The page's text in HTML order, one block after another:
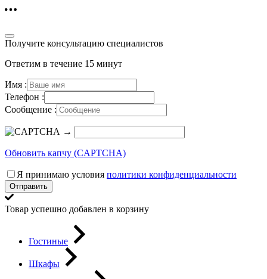
Получите консультацию специалистов
Ответим в течение 15 минут
Имя :
Телефон :
Сообщение :
→
Обновить капчу (CAPTCHA)
Я принимаю условия политики конфиденциальности
Отправить
Товар успешно добавлен в корзину
Гостиные
Шкафы